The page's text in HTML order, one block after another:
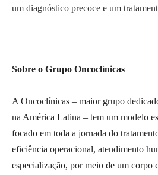
um diagnóstico precoce e um
Sobre o Grupo Oncoclínicas
A Oncoclínicas – maior grupo
na América Latina – tem um modelo
focado em toda a jornada do
eficiência operacional, atendimento
especialização, por meio de um corpo